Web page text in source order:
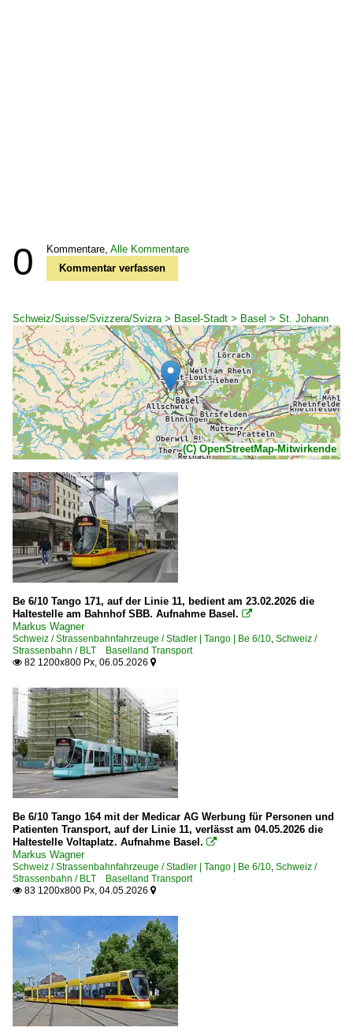
0 Kommentare, Alle Kommentare
Kommentar verfassen
Schweiz/Suisse/Svizzera/Svizra > Basel-Stadt > Basel > St. Johann
(C) OpenStreetMap-Mitwirkende
Be 6/10 Tango 171, auf der Linie 11, bedient am 23.02.2026 die
Haltestelle am Bahnhof SBB. Aufnahme Basel. 
Markus Wagner
Schweiz / Strassenbahnfahrzeuge / Stadler | Tango | Be 6/10, Schweiz /
Strassenbahn / BLT Baselland Transport
 82 1200x800 Px, 06.05.2026 
Be 6/10 Tango 164 mit der Medicar AG Werbung für Personen und
Patienten Transport, auf der Linie 11, verlässt am 04.05.2026 die
Haltestelle Voltaplatz. Aufnahme Basel. 
Markus Wagner
Schweiz / Strassenbahnfahrzeuge / Stadler | Tango | Be 6/10, Schweiz /
Strassenbahn / BLT Baselland Transport
 83 1200x800 Px, 04.05.2026 